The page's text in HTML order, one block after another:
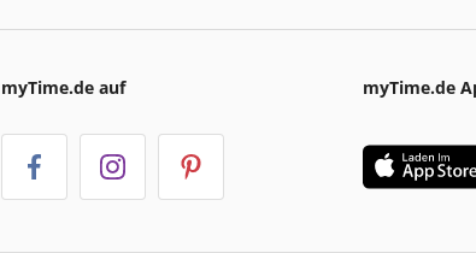
myTime.de auf myTime.de